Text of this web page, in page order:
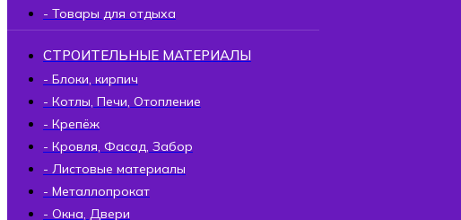
- Товары для отдыха
СТРОИТЕЛЬНЫЕ МАТЕРИАЛЫ
- Блоки, кирпич
- Котлы, Печи, Отопление
- Крепёж
- Кровля, Фасад, Забор
- Листовые материалы
- Металлопрокат
- Окна, Двери